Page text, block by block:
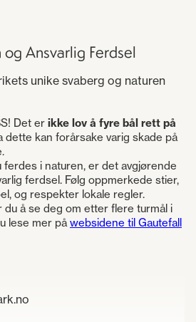
Ansvarlig Ferdsel
unike svaberg og naturen
Det er ikke lov å fyre bål rett på
dette kan forårsake varig skade på
ferdes i naturen, er det avgjørende
ferdsel. Følg oppmerkede stier,
og respekter lokale regler.
å se deg om etter flere turmål i
lese mer påwebsidene til Gautefall